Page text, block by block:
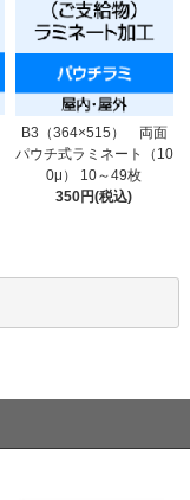
B3（364×515） 両面
パウチ式ラミネート（10
0μ） 10～49枚
350円(税込)